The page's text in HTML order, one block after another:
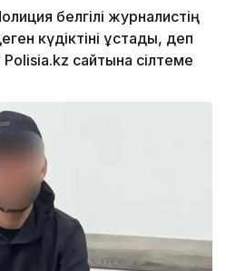
белгілі журналистің
күдіктіні ұстады, деп
сайтына сілтеме